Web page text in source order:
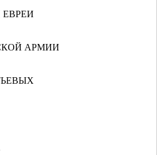
АРМИИ